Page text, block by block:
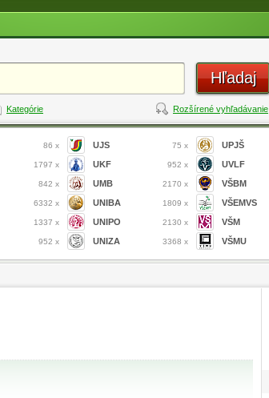
Hľadaj
Kategórie Rozšírené vyhľadávanie
86 x
1797 x
842 x
6332 x
1337 x
952 x
UJS 75 x
UKF 952 x
UMB 2170 x
UNIBA 1809 x
UNIPO 2130 x
UNIZA 3368 x
UPJŠ
UVLF
VŠBM
VŠEMVS
VŠM
VŠMU